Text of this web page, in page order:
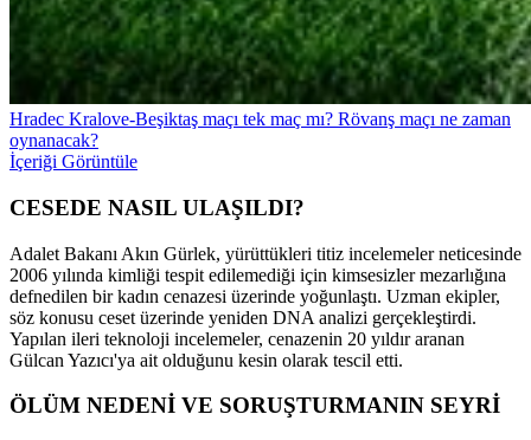
Hradec Kralove-Beşiktaş maçı tek maç mı? Rövanş maçı ne zaman
oynanacak?
İçeriği Görüntüle
CESEDE NASIL ULAŞILDI?
Adalet Bakanı Akın Gürlek, yürüttükleri titiz incelemeler neticesinde
2006 yılında kimliği tespit edilemediği için kimsesizler mezarlığına
defnedilen bir kadın cenazesi üzerinde yoğunlaştı. Uzman ekipler,
söz konusu ceset üzerinde yeniden DNA analizi gerçekleştirdi.
Yapılan ileri teknoloji incelemeler, cenazenin 20 yıldır aranan
Gülcan Yazıcı'ya ait olduğunu kesin olarak tescil etti.
ÖLÜM NEDENİ VE SORUŞTURMANIN SEYRİ